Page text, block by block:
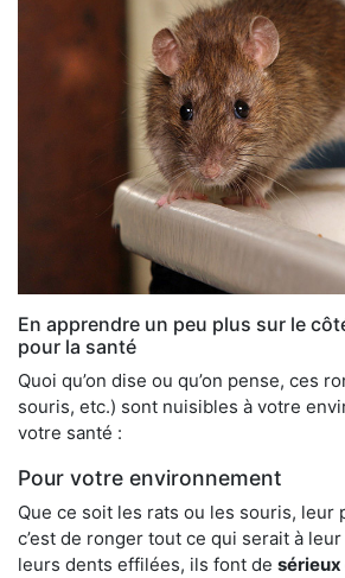
En apprendre un peu plus sur le
pour la santé
Quoi qu’on dise ou qu’on pense, ces
souris, etc.) sont nuisibles à votre
votre santé :
Pour votre environnement
Que ce soit les rats ou les souris, leur
c’est de ronger tout ce qui serait à leur
leurs dents effilées, ils font de sérieux